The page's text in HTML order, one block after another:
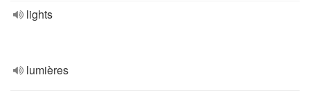
lights
lumières